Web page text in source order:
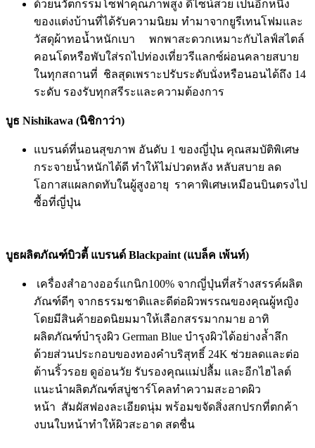
ด้วยนวัตกรรมโซฟาคุณภาพสูง ดีไซน์สวย เป็นอีกหนึ่ง
ของแต่งบ้านที่ได้รับความนิยม ทำมาจากยูรีเทนโฟมและ
วัสดุผ้าทอน้ำหนักเบา พกพาสะดวกเหมาะกับไลฟ์สไตล์
คอนโดหรือพับใส่รถไปท่องเที่ยวรีแลกซ์ผ่อนคลายสบาย
ในทุกสถานที่ ชิลสุดเพราะปรับระดับนั่งหรือนอนได้ถึง 14
ระดับ รองรับทุกสรีระและความต้องการ
บูธ Nishikawa (นิชิกาว่า)
แบรนด์ที่นอนสุขภาพ อันดับ 1 ของญี่ปุ่น คุณสมบัติพิเศษ
กระจายน้ำหนักได้ดี ทำให้ไม่ปวดหลัง หลับสบาย ลด
โอกาสแผลกดทับในผู้สูงอายุ ราคาพิเศษเหมือนบินตรงไป
ซื้อที่ญี่ปุ่น
บูธผลิตภัณฑ์บิวตี้ แบรนด์ Blackpaint (แบล็ค เพ้นท์)
เครื่องสำอางออร์แกนิก100% จากญี่ปุ่นที่สร้างสรรค์ผลิต
ภัณฑ์ดีๆ จากธรรมชาติและดีต่อผิวพรรณของคุณผู้หญิง
โดยมีสินค้ายอดนิยมมาให้เลือกสรรมากมาย อาทิ
ผลิตภัณฑ์บำรุงผิว German Blue บำรุงผิวได้อย่างล้ำลึก
ด้วยส่วนประกอบของทองคำบริสุทธิ์ 24K ช่วยลดและต่อ
ต้านริ้วรอย ดูอ่อนวัย รับรองคุณแม่ปลื้ม และอีกไฮไลต์
แนะนำผลิตภัณฑ์สบู่ชาร์โคลทำความสะอาดผิว
หน้า สัมผัสฟองละเอียดนุ่ม พร้อมขจัดสิ่งสกปรกที่ตกค้า
งบนใบหน้าทำให้ผิวสะอาด สดชื่น